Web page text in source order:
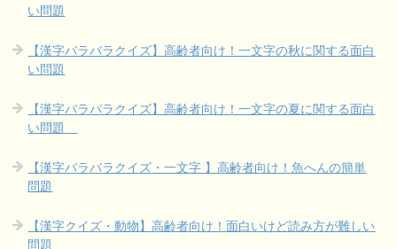
い問題
【漢字バラバラクイズ】高齢者向け！一文字の秋に関する面白
い問題
【漢字バラバラクイズ】高齢者向け！一文字の夏に関する面白
い問題
【漢字バラバラクイズ・一文字 】高齢者向け！魚へんの簡単
問題
【漢字クイズ・動物】高齢者向け！面白いけど読み方が難しい
問題